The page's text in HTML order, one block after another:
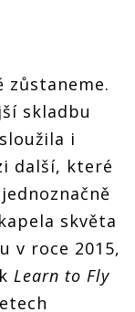
zůstaneme.
skladbu
i
další, které
skvěta
v roce 2015,
Learn to Fly